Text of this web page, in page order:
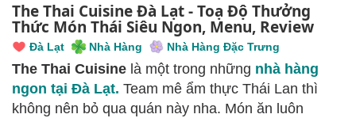
The Thai Cuisine Đà Lạt - Toạ Độ Thưởng
Thức Món Thái Siêu Ngon, Menu, Review
Đà Lạt Nhà Hàng Nhà Hàng Đặc Trưng
The Thai Cuisine là một trong những nhà hàng
ngon tại Đà Lạt. Team mê ẩm thực Thái Lan thì
không nên bỏ qua quán này nha. Món ăn luôn